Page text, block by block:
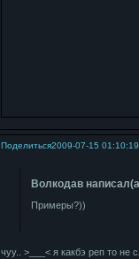
Поделиться2009-07-15 01:10:19
Bолкодав
Примеры?))
чуу.. >___< я какбэ реп то не